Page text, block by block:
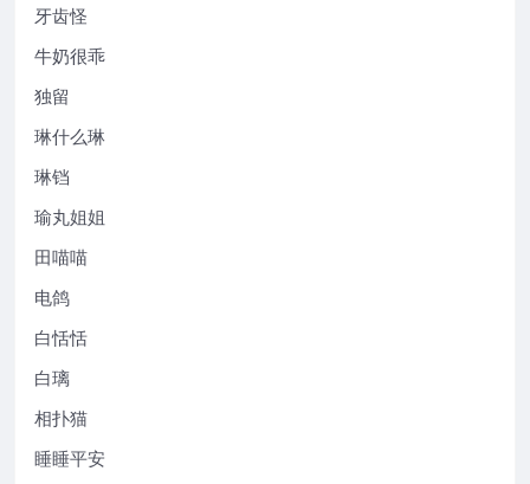
牙齿怪
牛奶很乖
独留
琳什么琳
琳铛
瑜丸姐姐
田喵喵
电鸽
白恬恬
白璃
相扑猫
睡睡平安